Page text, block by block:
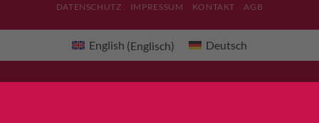
DATENSCHUTZ IMPRESSUM KONTAKT AGB
English (Englisch) Deutsch